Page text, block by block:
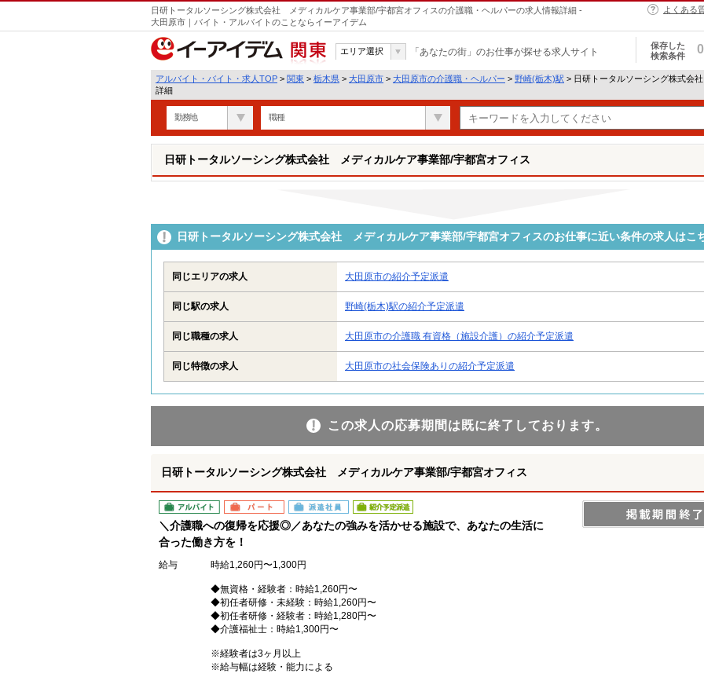
日研トータルソーシング株式会社 メディカルケア事業部/宇都宮オフィスの介護職・ヘルパーの求人情報詳細 -
大田原市｜バイト・アルバイトのことならイーアイデム
よくある
関東
エリア選択 「あなたの街」のお仕事が探せる求人サイト
保存した
検索条件
0
アルバイト・バイト・求人TOP > 関東 > 栃木県 > 大田原市 > 大田原市の介護職・ヘルパー > 野崎(栃木)駅 > 日研トータルソーシング株式会
詳細
勤務地 職種
日研トータルソーシング株式会社 メディカルケア事業部/宇都宮オフィス
日研トータルソーシング株式会社 メディカルケア事業部/宇都宮オフィスのお仕事に近い条件の求人はこ
同じエリアの求人 大田原市の紹介予定派遣
同じ駅の求人 野崎(栃木)駅の紹介予定派遣
同じ職種の求人 大田原市の介護職 有資格（施設介護）の紹介予定派遣
同じ特徴の求人 大田原市の社会保険ありの紹介予定派遣
この求人の応募期間は既に終了しております。
日研トータルソーシング株式会社 メディカルケア事業部/宇都宮オフィス
アルバイト パート 派遣社員 紹介予定派遣
＼介護職への復帰を応援◎／あなたの強みを活かせる施設で、あなたの生活に
合った働き方を！
給与 時給1,260円〜1,300円
◆無資格・経験者：時給1,260円〜
◆初任者研修・未経験：時給1,260円〜
◆初任者研修・経験者：時給1,280円〜
◆介護福祉士：時給1,300円〜
※経験者は3ヶ月以上
※給与幅は経験・能力による